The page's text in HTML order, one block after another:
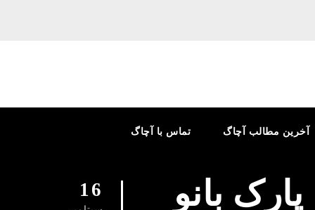
تماس با آچاگ آخرین مطالب آچاگ
16 بانو